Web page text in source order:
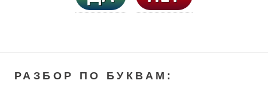
РАЗБОР ПО БУКВАМ: